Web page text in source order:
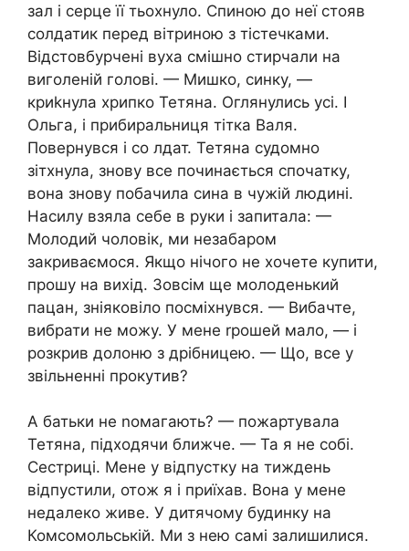
зал і серце її тьохнуло. Спиною до неї стояв
солдатик перед вітриною з тістечками.
Відстовбурчені вуха смішно стирчали на
виголеній голові. — Мишко, синку, —
криkнула хрипко Тетяна. Оглянулись усі. І
Ольга, і прибиральниця тітка Валя.
Повернувся і со лдат. Тетяна судомно
зітхнула, знову все починається спочатку,
вона знову побачила сина в чужій людині.
Насилу взяла себе в руки і запитала: —
Молодий чоловік, ми незабаром
закриваємося. Якщо нічого не хочете купити,
прошу на вихід. Зовсім ще молоденький
пацан, зніяковіло посміхнувся. — Вибачте,
вибрати не можу. У мене rрошей мало, — і
розкрив долоню з дрібницею. — Що, все у
звільненні прокутив?
А батьки не nомагають? — пожартувала
Тетяна, підходячи ближче. — Та я не собі.
Сестриці. Мене у відпустку на тиждень
відпустили, отож я і приїхав. Вона у мене
недалеко живе. У дитячому будинку на
Комсомольській. Ми з нею самі залишилися.